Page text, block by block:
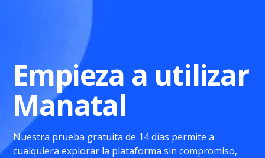
Empieza a utilizar
Manatal
Nuestra prueba gratuita de 14 días permite a
cualquiera explorar la plataforma sin compromiso,